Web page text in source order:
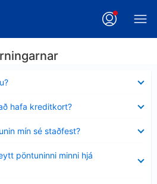
hafa kreditkort?
mín sé staðfest?
pöntuninni minni hjá